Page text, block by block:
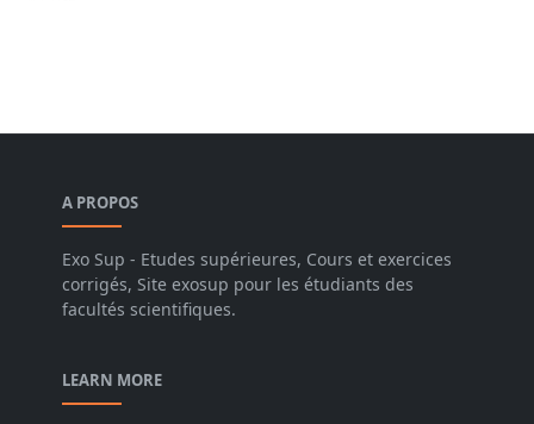
A PROPOS
Exo Sup - Etudes supérieures, Cours et exercices
corrigés, Site exosup pour les étudiants des
facultés scientifiques.
LEARN MORE